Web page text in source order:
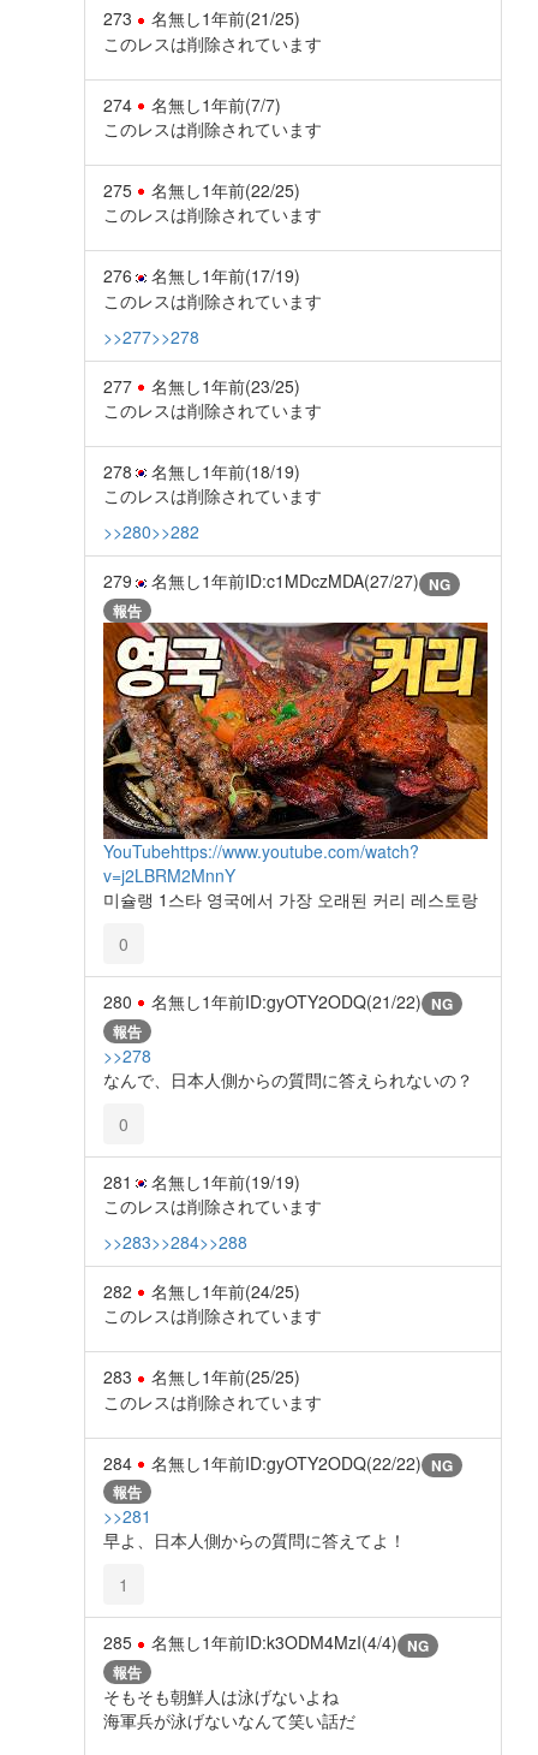
273 名無し1年前(21/25)
このレスは削除されています
274 名無し1年前(7/7)
このレスは削除されています
275 名無し1年前(22/25)
このレスは削除されています
276 名無し1年前(17/19)
このレスは削除されています
>>277>>278
277 名無し1年前(23/25)
このレスは削除されています
278 名無し1年前(18/19)
このレスは削除されています
>>280>>282
279 名無し1年前ID:c1MDczMDA(27/27) NG
報告
YouTubehttps://www.youtube.com/watch?
v=j2LBRM2MnnY
미슐랭 1스타 영국에서 가장 오래된 커리 레스토랑
0
280 名無し1年前ID:gyOTY2ODQ(21/22) NG
報告
>>278
なんで、日本人側からの質問に答えられないの？
0
281 名無し1年前(19/19)
このレスは削除されています
>>283>>284>>288
282 名無し1年前(24/25)
このレスは削除されています
283 名無し1年前(25/25)
このレスは削除されています
284 名無し1年前ID:gyOTY2ODQ(22/22) NG
報告
>>281
早よ、日本人側からの質問に答えてよ！
1
285 名無し1年前ID:k3ODM4MzI(4/4) NG
報告
そもそも朝鮮人は泳げないよね
海軍兵が泳げないなんて笑い話だ